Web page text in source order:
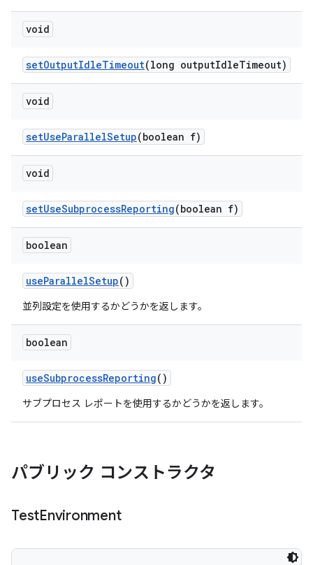
void
setOutputIdleTimeout(long outputIdleTimeout)
void
setUseParallelSetup(boolean f)
void
setUseSubprocessReporting(boolean f)
boolean
useParallelSetup()
並列設定を使用するかどうかを返します。
boolean
useSubprocessReporting()
サブプロセス レポートを使用するかどうかを返します。
パブリック コンストラクタ
TestEnvironment